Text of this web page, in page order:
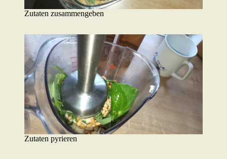
Zutaten zusammengeben
Zutaten pyrieren